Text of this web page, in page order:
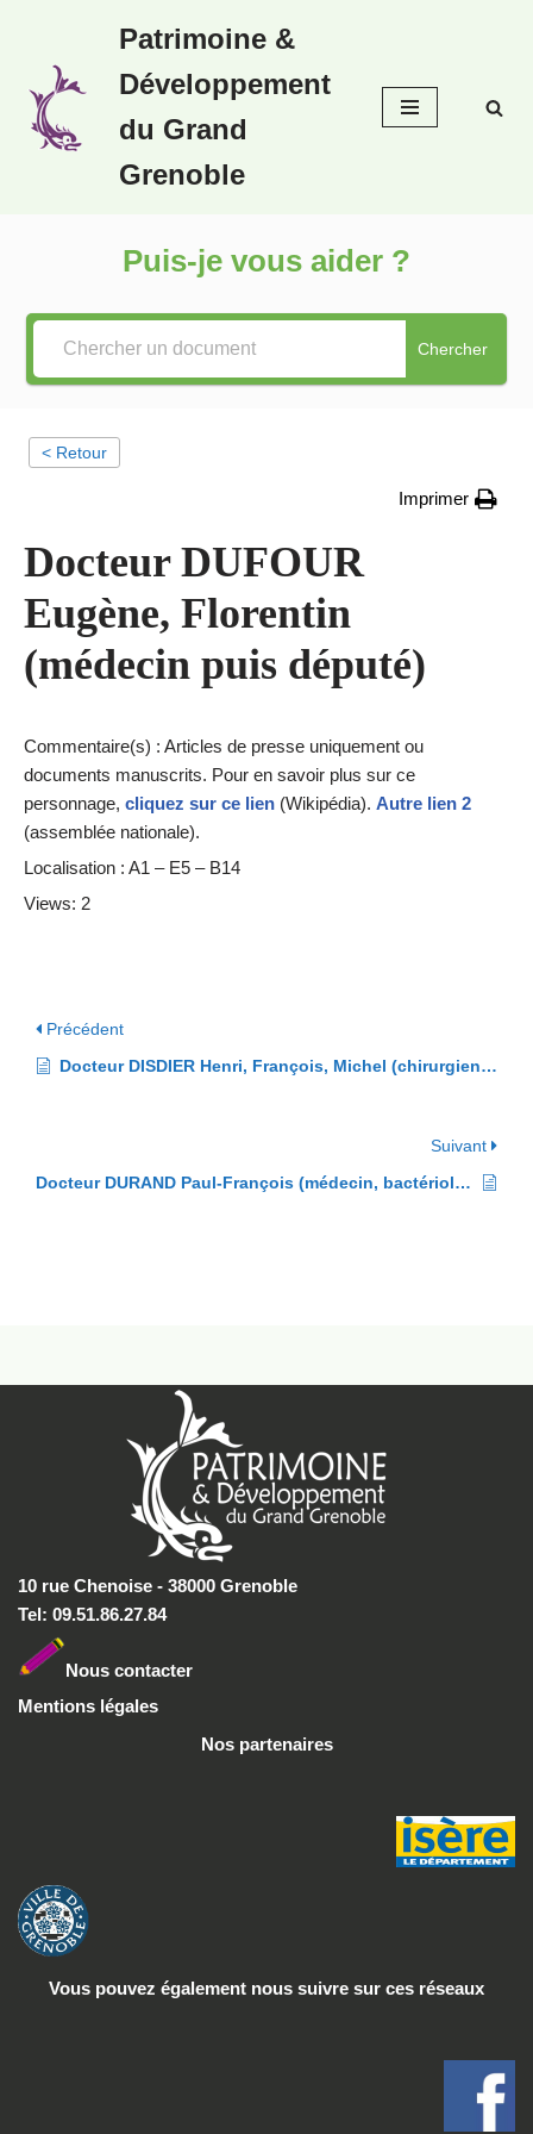
au
contenu
Patrimoine &
Développement
du Grand
Grenoble
Puis-je vous aider ?
Chercher
< Retour
Imprimer
Docteur DUFOUR
Eugène, Florentin
(médecin puis député)
Commentaire(s) : Articles de presse uniquement ou
documents manuscrits. Pour en savoir plus sur ce
personnage, cliquez sur ce lien (Wikipédia). Autre lien 2
(assemblée nationale).
Localisation : A1 – E5 – B14
Views: 2
Précédent
Docteur DISDIER Henri, François, Michel (chirurgien au 18ème s.)
Suivant
Docteur DURAND Paul-François (médecin, bactériologiste)
10 rue Chenoise - 38000 Grenoble
Tel: 09.51.86.27.84
Nous contacter
Mentions légales
Nos partenaires
Vous pouvez également nous suivre sur ces réseaux